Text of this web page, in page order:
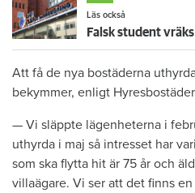
Läs också
Att få de nya bostäderna
bekymmer, enligt
— Vi släppte lägenheterna i
uthyrda i maj så intresset har
som ska flytta hit är 75 år och
villaägare. Vi ser att det finns